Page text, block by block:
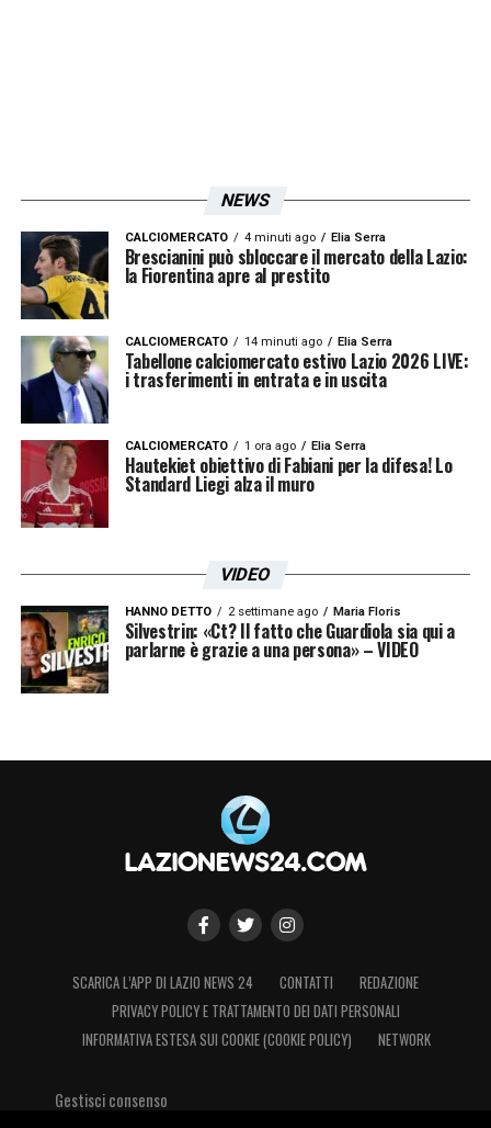
NEWS
CALCIOMERCATO 4 minuti ago Elia Serra
Brescianini può sbloccare il mercato della Lazio:
la Fiorentina apre al prestito
CALCIOMERCATO 14 minuti ago Elia Serra
Tabellone calciomercato estivo Lazio 2026 LIVE:
i trasferimenti in entrata e in uscita
CALCIOMERCATO 1 ora ago Elia Serra
Hautekiet obiettivo di Fabiani per la difesa! Lo
Standard Liegi alza il muro
VIDEO
HANNO DETTO 2 settimane ago Maria Floris
Silvestrin: «Ct? Il fatto che Guardiola sia qui a
parlarne è grazie a una persona» – VIDEO
SCARICA L’APP DI LAZIO NEWS 24 CONTATTI
REDAZIONE
PRIVACY POLICY E TRATTAMENTO DEI DATI PERSONALI
INFORMATIVA ESTESA SUI COOKIE (COOKIE POLICY)
NETWORK
Gestisci consenso